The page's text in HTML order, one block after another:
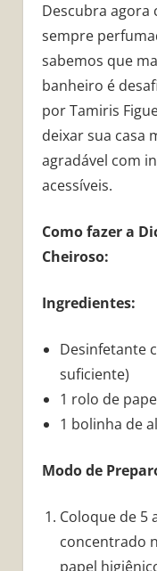
Descubra
sempre
sabemos que
banheiro é
por Tamiris
deixar sua casa
agradável com
acessíveis.
Como fazer a
Cheiroso:
Ingredientes:
Desinfetante
suficiente)
1 rolo de
1 bolinha de
Modo de
Coloque de 5
concentrado
papel